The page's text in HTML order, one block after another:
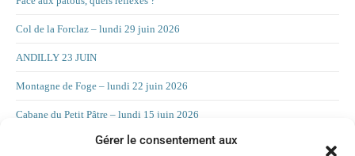
Gérer le consentement aux
Col de la Forclaz – lundi 29 juin 2026
ANDILLY 23 JUIN
Montagne de Foge – lundi 22 juin 2026
Cabane du Petit Pâtre – lundi 15 juin 2026
La Croix d’Allant – lundi 8 juin 2026